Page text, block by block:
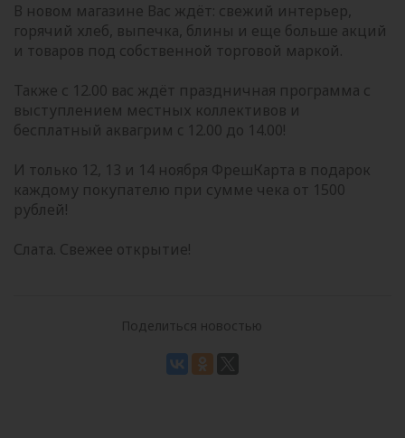
В новом магазине Вас ждёт: свежий интерьер,
горячий хлеб, выпечка, блины и еще больше акций
и товаров под собственной торговой маркой.
Также с 12.00 вас ждёт праздничная программа с
выступлением местных коллективов и
бесплатный аквагрим c 12.00 до 14.00!
И только 12, 13 и 14 ноября ФрешКарта в подарок
каждому покупателю при сумме чека от 1500
рублей!
Слата. Свежее открытие!
Поделиться новостью